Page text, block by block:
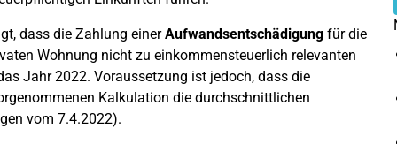
dass die Zahlung einerAufwandsentschädigung für die
Wohnung nicht zu einkommensteuerlich relevanten
Jahr 2022. Voraussetzung ist jedoch, dass die
Kalkulation die durchschnittlichen
vom 7.4.2022).